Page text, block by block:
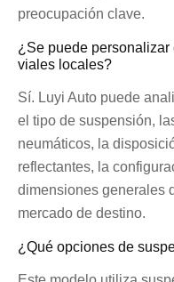
preocupación clave.
¿Se puede
viales locales?
Sí. Luyi Auto puede
el tipo de suspensión,
neumáticos, la
reflectantes, la
dimensiones generales
mercado de destino.
¿Qué opciones de